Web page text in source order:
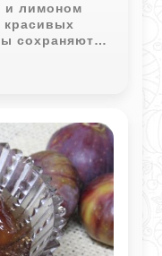
и лимоном
красивых
сохраняют
насыщенный